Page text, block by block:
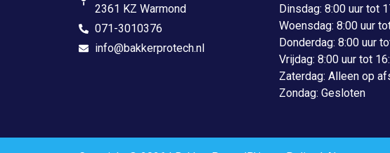
2361 KZ Warmond
071-3010376
info@bakkerprotech.nl
Dinsdag: 8:00 uur tot
Woensdag: 8:00 uur
Donderdag: 8:00 uur
Vrijdag: 8:00 uur tot
Zaterdag: Alleen op
Zondag: Gesloten